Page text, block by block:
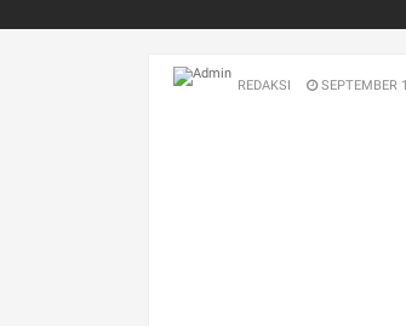
REDAKSI SEPTEMBER